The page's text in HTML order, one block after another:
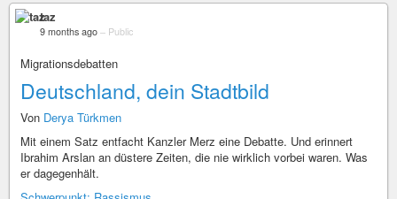
taz
9 months ago – Public
Migrationsdebatten
Deutschland, dein Stadtbild
Von Derya Türkmen
Mit einem Satz entfacht Kanzler Merz eine Debatte. Und erinnert
Ibrahim Arslan an düstere Zeiten, die nie wirklich vorbei waren. Was
er dagegenhält.